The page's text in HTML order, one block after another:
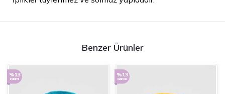
Benzer Ürünler
%13
indirimli
%13
indirimli